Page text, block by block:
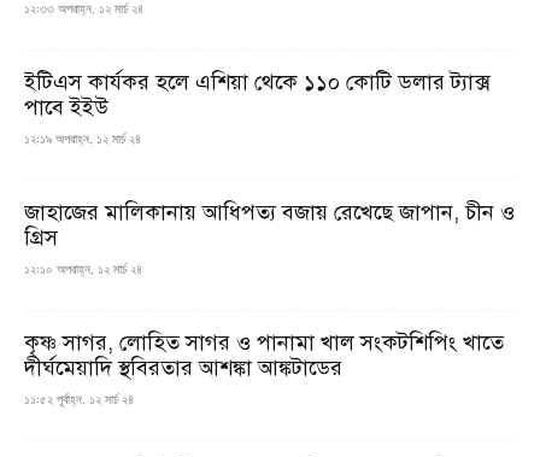
১২:৩৩ অপরাহ্ন, ১২ মার্চ ২৪
ইটিএস কার্যকর হলে এশিয়া থেকে ১১০ কোটি ডলার ট্যাক্স
পাবে ইইউ
১২:১৯ অপরাহ্ন, ১২ মার্চ ২৪
জাহাজের মালিকানায় আধিপত্য বজায় রেখেছে জাপান, চীন ও
গ্রিস
১২:১০ অপরাহ্ন, ১২ মার্চ ২৪
কৃষ্ণ সাগর, লোহিত সাগর ও পানামা খাল সংকটশিপিং খাতে
দীর্ঘমেয়াদি স্থবিরতার আশঙ্কা আঙ্কটাডের
১১:৫২ পূর্বাহ্ন, ১২ মার্চ ২৪